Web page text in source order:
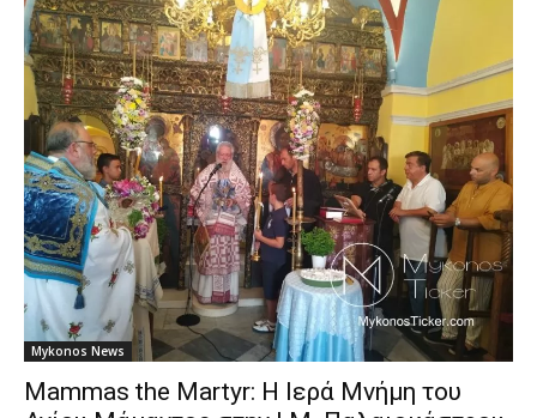
Mykonos News
Mammas the Martyr: Η Ιερά Μνήμη του